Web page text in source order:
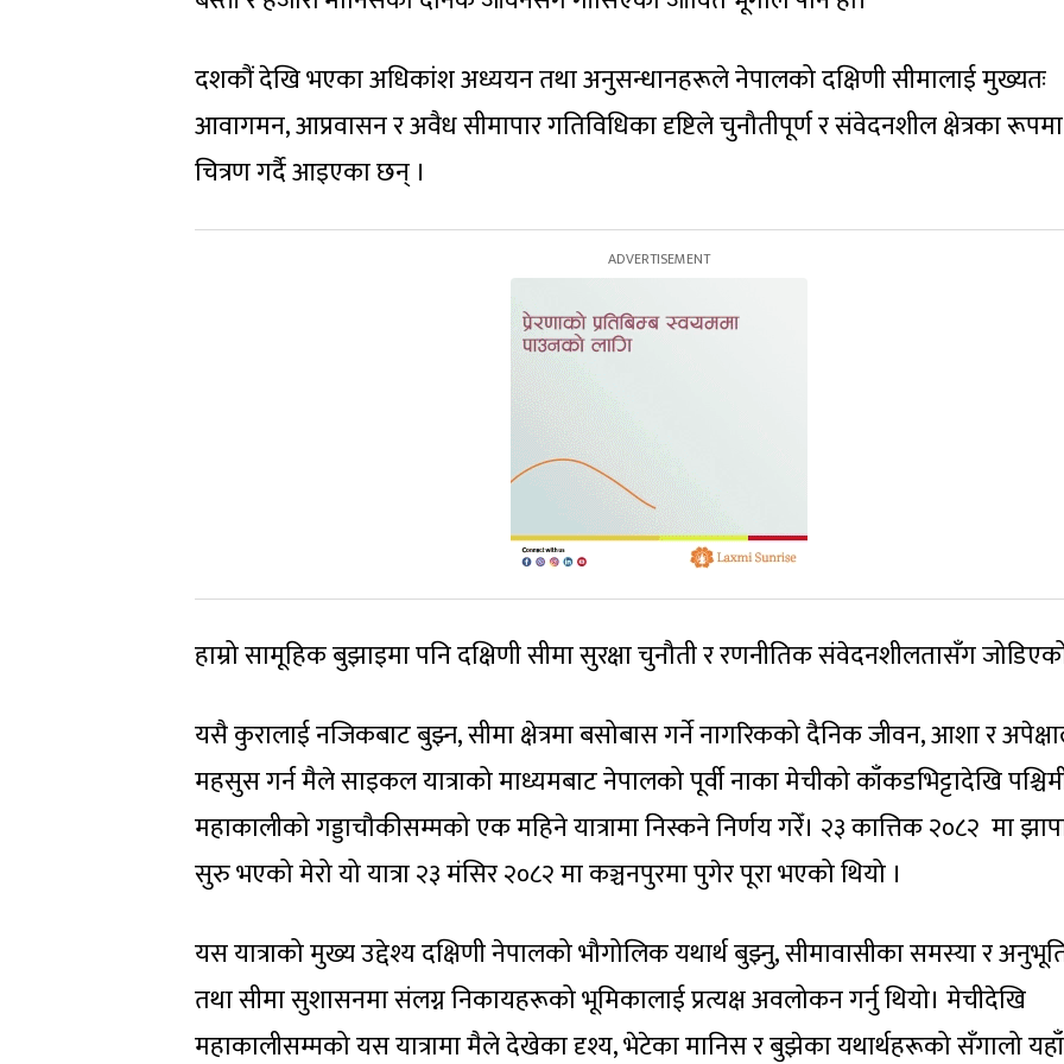
दशकौं देखि भएका अधिकांश अध्ययन तथा अनुसन्धानहरूले नेपालको दक्षिणी सीमालाई मुख्यतः
आवागमन, आप्रवासन र अवैध सीमापार गतिविधिका दृष्टिले चुनौतीपूर्ण र संवेदनशील क्षेत्रका रूपमा
चित्रण गर्दै आइएका छन् ।
हाम्रो सामूहिक बुझाइमा पनि दक्षिणी सीमा सुरक्षा चुनौती र रणनीतिक संवेदनशीलतासँग
यसै कुरालाई नजिकबाट बुझ्न, सीमा क्षेत्रमा बसोबास गर्ने नागरिकको दैनिक जीवन, आशा र
महसुस गर्न मैले साइकल यात्राको माध्यमबाट नेपालको पूर्वी नाका मेचीको काँकडभिट्टादेखि
महाकालीको गड्डाचौकीसम्मको एक महिने यात्रामा निस्कने निर्णय गरेँ। २३ कात्तिक २०८२ मा
सुरु भएको मेरो यो यात्रा २३ मंसिर २०८२ मा कञ्चनपुरमा पुगेर पूरा भएको थियो ।
यस यात्राको मुख्य उद्देश्य दक्षिणी नेपालको भौगोलिक यथार्थ बुझ्नु, सीमावासीका समस्या र
तथा सीमा सुशासनमा संलग्न निकायहरूको भूमिकालाई प्रत्यक्ष अवलोकन गर्नु थियो। मेचीदेखि
महाकालीसम्मको यस यात्रामा मैले देखेका दृश्य, भेटेका मानिस र बुझेका यथार्थहरूको सँगालो यहाँ